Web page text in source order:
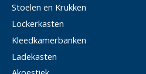
Stoelen en Krukken
Lockerkasten
Kleedkamerbanken
Ladekasten